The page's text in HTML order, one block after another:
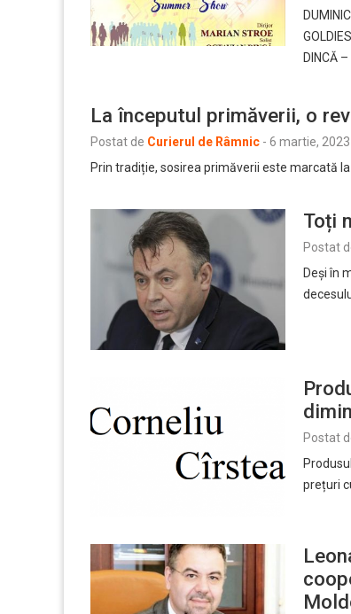
DINCĂ
La începutul primăverii, o
Postat de Curierul de Râmnic - 6 martie, 2023
Prin tradiție, sosirea primăverii este marcată
Toți
Postat
Deși în
Postat
prețuri